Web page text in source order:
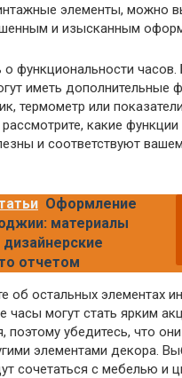
элементы, можно
и изысканным
о функциональности
иметь дополнительные
термометр или
какие функции
и соответствуют
Оформление
материалы
отчетом
об остальных элементах
часы могут стать ярким
убедитесь, что они
элементами декора.
сочетаться с мебелью и